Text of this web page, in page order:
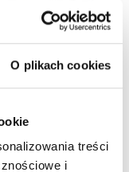
O plikach cookies
treści
i
Granit
Dekoracja w